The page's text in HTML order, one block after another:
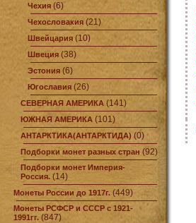
Чехия (6)
Чехословакия (21)
Швейцария (10)
Швеция (38)
Эстония (6)
Югославия (26)
СЕВЕРНАЯ АМЕРИКА (141)
ЮЖНАЯ АМЕРИКА (101)
АНТАРКТИКА(АНТАРКТИДА) (0)
Подборки монет разных стран (92)
Подборки монет Империя-
Россия. (14)
Монеты России до 1917г. (449)
Монеты РСФСР и СССР с 1921-
1991гг. (847)